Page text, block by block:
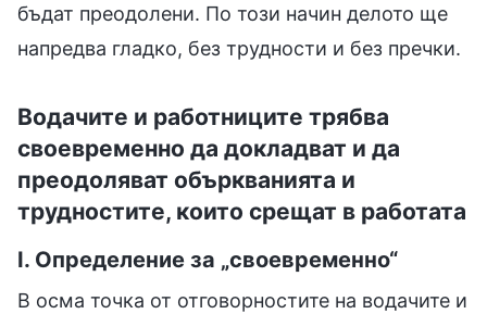
бъдат преодолени. По този начин делото ще
напредва гладко, без трудности и без пречки.
Водачите и работниците трябва
своевременно да докладват и да
преодоляват объркванията и
трудностите, които срещат в работата
I. Определение за „своевременно“
В осма точка от отговорностите на водачите и